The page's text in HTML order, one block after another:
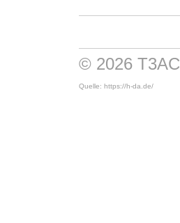
© 2026 T3AC
Quelle: https://h-da.de/